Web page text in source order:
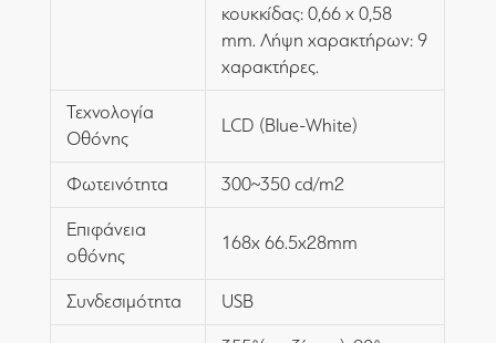
κουκκίδας: 0,66 x 0,58
mm. Λήψη χαρακτήρων: 9
χαρακτήρες.
Τεχνολογία
Οθόνης
LCD (Blue-White)
Φωτεινότητα 300~350 cd/m2
Επιφάνεια
οθόνης
168x 66.5x28mm
Συνδεσιμότητα USB